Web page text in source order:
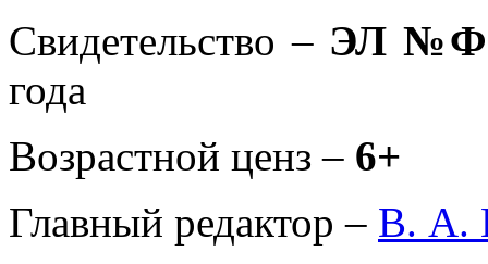
Свидетельство – ЭЛ
года
Возрастной ценз – 6+
Главный редактор – В. А.